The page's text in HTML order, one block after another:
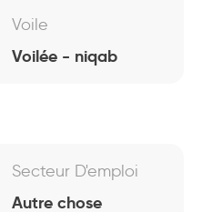
Voile
Voilée - niqab
Secteur D'emploi
Autre chose